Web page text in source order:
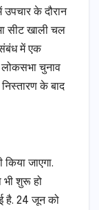
के दौरान
सीट खाली चल
संबंध में एक
लोकसभा चुनाव
के बाद
जाएगा.
भी शुरू हो
है. 24 जून को